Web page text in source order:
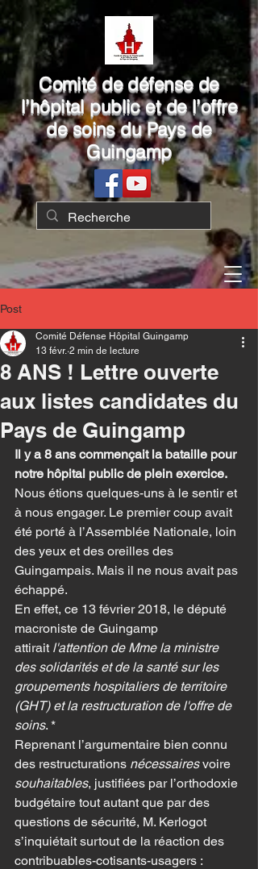
Comité de défense de
l’hôpital public et de l’offre
de soins du Pays de
Guingamp
Post
8 ANS ! Lettre ouverte
aux listes candidates du
Pays de Guingamp
Comité Défense Hôpital Guingamp
13 févr. 2 min de lecture
Il y a 8 ans commençait la bataille pour
notre hôpital public de plein exercice.
Nous étions quelques-uns à le sentir et
à nous engager. Le premier coup avait
été porté à l’Assemblée Nationale, loin
des yeux et des oreilles des
Guingampais. Mais il ne nous avait pas
échappé.
En effet, ce 13 février 2018, le député
macroniste de Guingamp
attirait l'attention de Mme la ministre
des solidarités et de la santé sur les
groupements hospitaliers de territoire
(GHT) et la restructuration de l'offre de
soins. *
Reprenant l’argumentaire bien connu
des restructurations nécessaires voire
souhaitables, justifiées par l’orthodoxie
budgétaire tout autant que par des
questions de sécurité, M. Kerlogot
s’inquiétait surtout de la réaction des
contribuables-cotisants-usagers :